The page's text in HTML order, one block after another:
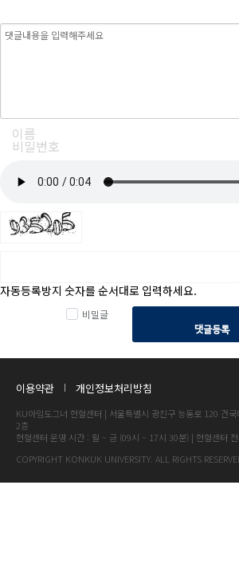
자동등록방지 숫자를 순서대로 입력하세요.
비밀글
댓글등록
이용약관 개인정보처리방침
KU아임도그너 헌혈센터 | 서울특별시 광진구 능동로 120 건
2층
헌혈센터 운영 시간 : 월 ~ 금 (09시 ~ 17시 30분) | 헌혈센터
COPYRIGHT KONKUK UNIVERSITY. ALL RIGHTS